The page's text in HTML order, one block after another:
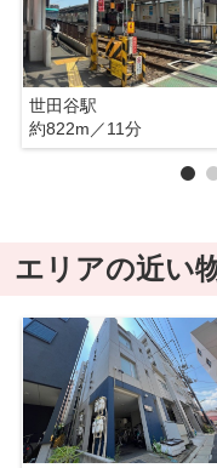
世田谷駅
約822m／11分
エリアの近い